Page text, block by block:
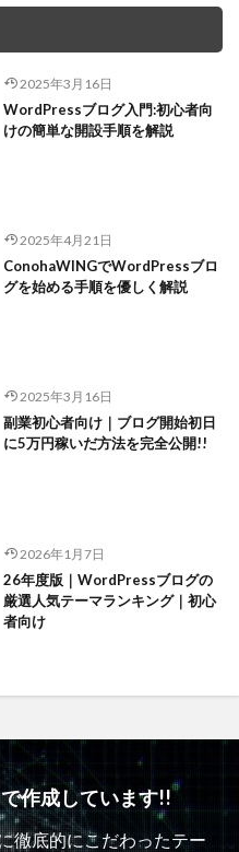
2025年3月16日
WordPressブログ入門:初心者向
けの簡単な開設手順を解説
2025年4月21日
ConohaWINGでWordPressブロ
グを始める手順を優しく解説
2025年3月16日
副業初心者向け｜ブログ開始初日
に5万円稼いだ方法を完全公開!!
2026年1月7日
26年度版｜WordPressブログの
厳選人気テーマランキング｜初心
者向け
作成しています!!
徹底的にこだわったテー